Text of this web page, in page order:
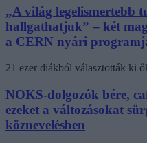
„A világ legelismertebb
hallgathatjuk” – két
a CERN nyári
21 ezer diákból választották ki
NOKS-dolgozók bére,
ezeket a változásokat
köznevelésben